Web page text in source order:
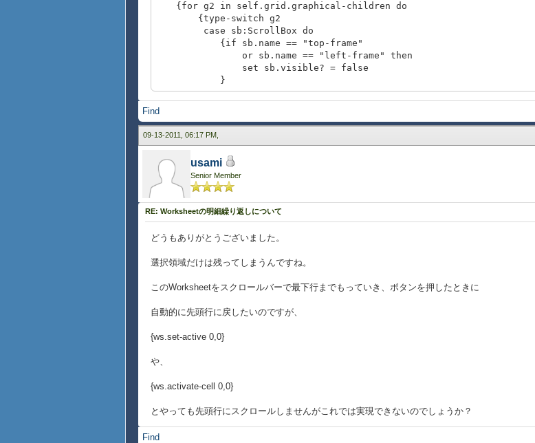
{for g2 in self.grid.graphical-children do
{type-switch g2
case sb:ScrollBox do
{if sb.name == "top-frame"
or sb.name == "left-frame" then
set sb.visible? = false
}
}
}
}
}
{def ws = {MyWorksheet 40 , 8,
{widths 47pt, 42pt, 34pt, 28pt, 18pt, 76pt, 18pt, 76pt},
background = "white", height = 10cm
}
}
Find
09-13-2011, 06:17 PM,
usami
Senior Member
RE: Worksheetの明細繰り返しについて
どうもありがとうございました。
選択領域だけは残ってしまうんですね。
このWorksheetをスクロールバーで最下行までもっていき、ボタンを押したときに
自動的に先頭行に戻したいのですが、
{ws.set-active 0,0}
や、
{ws.activate-cell 0,0}
とやっても先頭行にスクロールしませんがこれでは実現できないのでしょうか？
Find